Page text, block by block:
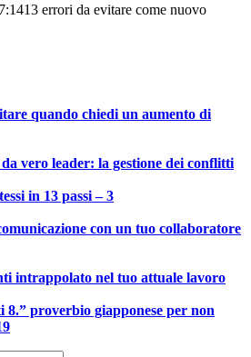
13 errori da evitare come nuovo
quando chiedi un aumento di
vero leader: la gestione dei conflitti
in 13 passi – 3
con un tuo collaboratore
intrappolato nel tuo attuale lavoro
8.” proverbio giapponese per non